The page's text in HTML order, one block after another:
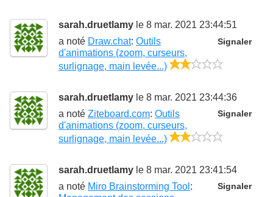
sarah.druetlamy le 8 mar. 2021 23:44:51
Signaler
a noté Draw.chat: Outils
d'animations (zoom, curseurs,
surlignage, main levée...)
sarah.druetlamy le 8 mar. 2021 23:44:36
Signaler
a noté Ziteboard.com: Outils
d'animations (zoom, curseurs,
surlignage, main levée...)
sarah.druetlamy le 8 mar. 2021 23:41:54
Signaler
a noté Miro Brainstorming Tool :